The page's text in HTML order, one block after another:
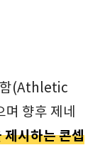
함(Athletic
향후 제네
제시하는 콘셉